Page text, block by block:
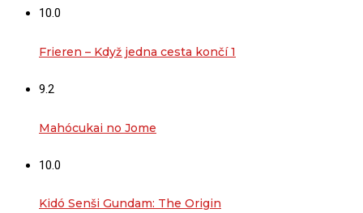
10.0
Frieren – Když jedna cesta končí 1
9.2
Mahócukai no Jome
10.0
Kidó Senši Gundam: The Origin